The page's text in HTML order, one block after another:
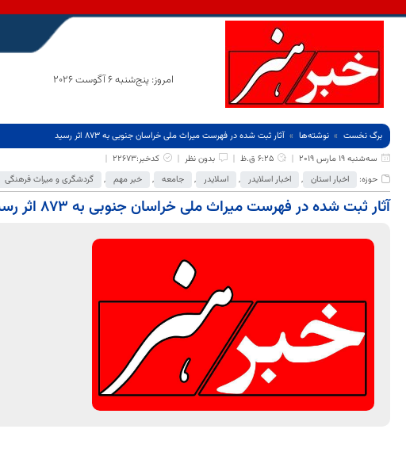
امروز: پنج‌شنبه 6 آگوست 2026
برگ نخست نوشته‌ها
آثار ثبت شده در فهرست میراث ملی خراسان جنوبی به 873 اثر رسید
سه‌شنبه 19 مارس 2019
6:25 ق.ظ بدون نظر
کدخبر:22673
حوزه:
اخبار استان , اخبار اسلایدر , اسلایدر , جامعه , خبر مهم , گردشگری و میراث فرهنگی
آثار ثبت شده در فهرست میراث ملی خراسان جنوبی به 873 اثر رسید